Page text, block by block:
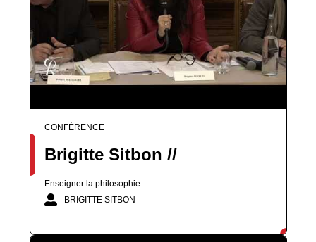
CONFÉRENCE
Brigitte Sitbon //
Enseigner la philosophie
BRIGITTE SITBON